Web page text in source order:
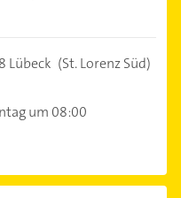
Lübeck (St. Lorenz Süd)
um 08:00